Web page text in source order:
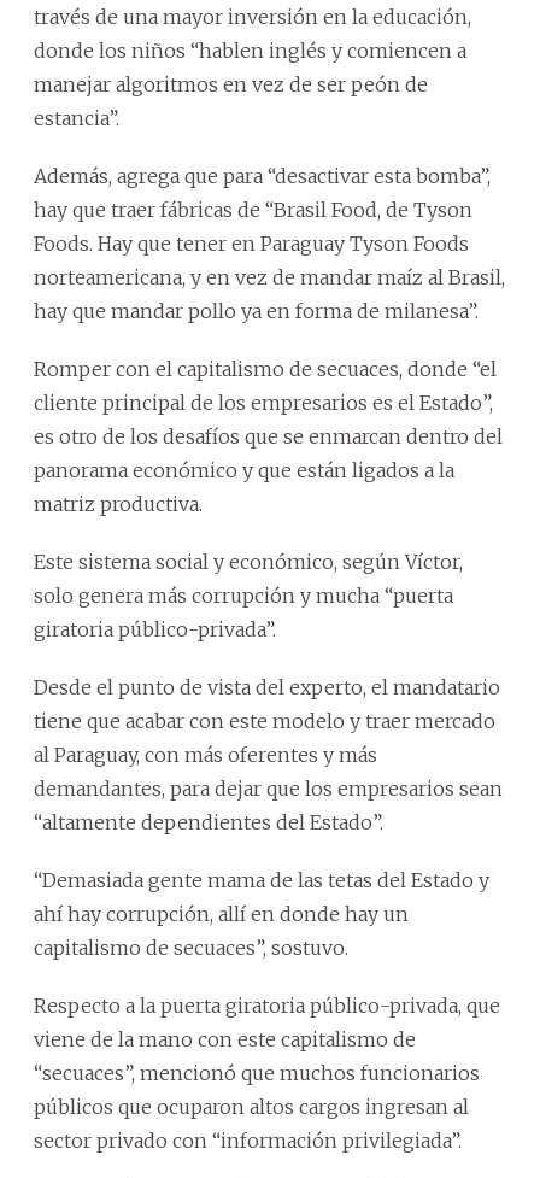
través de una mayor inversión en la educación,
donde los niños “hablen inglés y comiencen a
manejar algoritmos en vez de ser peón de
estancia”.
Además, agrega que para “desactivar esta bomba”,
hay que traer fábricas de “Brasil Food, de Tyson
Foods. Hay que tener en Paraguay Tyson Foods
norteamericana, y en vez de mandar maíz al Brasil,
hay que mandar pollo ya en forma de milanesa”.
Romper con el capitalismo de secuaces, donde “el
cliente principal de los empresarios es el Estado”,
es otro de los desafíos que se enmarcan dentro del
panorama económico y que están ligados a la
matriz productiva.
Este sistema social y económico, según Víctor,
solo genera más corrupción y mucha “puerta
giratoria público-privada”.
Desde el punto de vista del experto, el mandatario
tiene que acabar con este modelo y traer mercado
al Paraguay, con más oferentes y más
demandantes, para dejar que los empresarios sean
“altamente dependientes del Estado”.
“Demasiada gente mama de las tetas del Estado y
ahí hay corrupción, allí en donde hay un
capitalismo de secuaces”, sostuvo.
Respecto a la puerta giratoria público-privada, que
viene de la mano con este capitalismo de
“secuaces”, mencionó que muchos funcionarios
públicos que ocuparon altos cargos ingresan al
sector privado con “información privilegiada”.